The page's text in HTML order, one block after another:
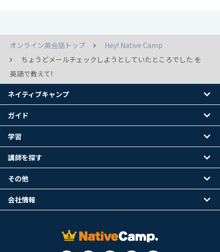
オンライン英会話トップ
Hey! Native Camp
ちょうどメールチェックしようとしていたところでした を
英語で教えて!
ネイティブキャンプ
ガイド
学習
講師を探す
その他
会社情報